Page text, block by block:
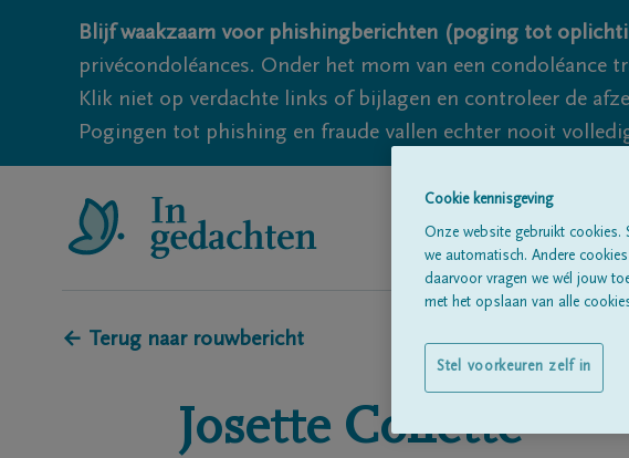
Blijf waakzaam voor phishingberichten (poging tot
privécondoléances. Onder het mom van een condoléance
Klik niet op verdachte links of bijlagen en controleer de
Pogingen tot phishing en fraude vallen echter nooit
← Terug naar rouwbericht
Josette Collette
Cookie kennisgeving
Onze website gebruikt cookies.
we automatisch. Andere
daarvoor vragen we wél jouw
met het opslaan van alle
Stel voorkeuren zelf in